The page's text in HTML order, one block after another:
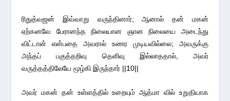
ரிதுத்வஜன் இவ்வாறு வருந்தினார்; ஆனால் தன் மகன்
ஏற்கனவே பேரானந்த நிலையான ஞான நிலையை அடைந்து
விட்டான் என்பதை அவரால் உணர முடியவில்லை; அவருக்கு
அந்தப் பகுத்தறிவு தெளிவு இல்லாததால், அவர்
வருத்தத்திலேயே மூழ்கி இருந்தார் ||10||
அவர் மகன் தன் உள்ளத்தில் உறையும் ஆத்மா வில் உறுதியாக